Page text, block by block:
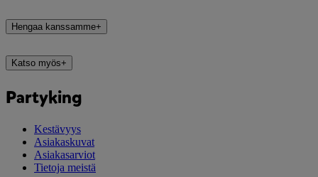
Hengaa kanssamme+
Katso myös+
Partyking
Kestävyys
Asiakaskuvat
Asiakasarviot
Tietoja meistä